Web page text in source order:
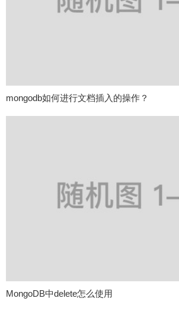
mongodb如何进行文档插入的操作？
MongoDB中delete怎么使用